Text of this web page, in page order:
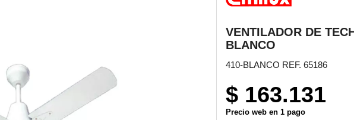
VENTILADOR DE
BLANCO
410-BLANCO REF. 65186
$ 163.131
Precio web en 1 pago